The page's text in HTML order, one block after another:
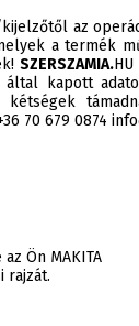
az
a termék
SZERSZAMIA.
kapott
70 679 0874
Ön MAKITA
rajzát.